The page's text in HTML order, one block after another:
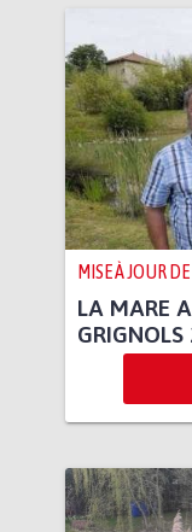
MISE À JOUR
LA MARE
GRIGNOLS